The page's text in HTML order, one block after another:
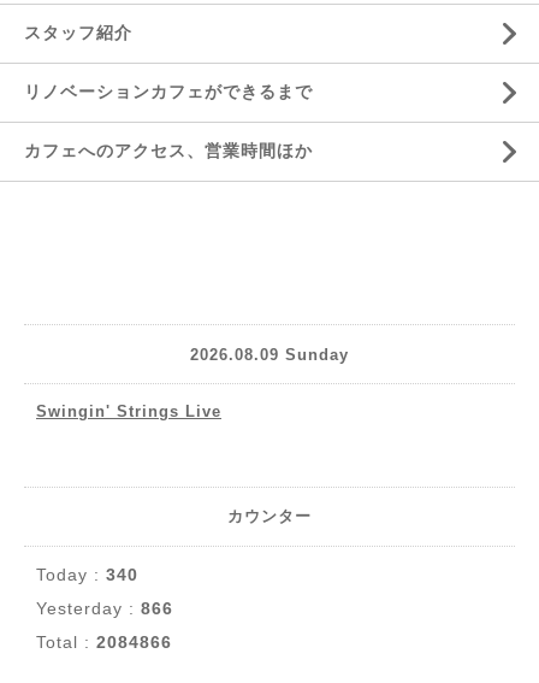
スタッフ紹介
リノベーションカフェができるまで
カフェへのアクセス、営業時間ほか
2026.08.09 Sunday
Swingin' Strings Live
カウンター
Today : 340
Yesterday : 866
Total : 2084866